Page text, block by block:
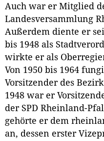
Auch war er Mitglied
Landesversammlung
Außerdem diente er
bis 1948 als
wirkte er als
Von 1950 bis 1964
Vorsitzender des
1948 war er
der SPD Rheinland-
gehörte er dem
an, dessen erster